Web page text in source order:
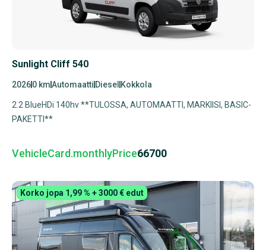
Sunlight Cliff 540
20260 kmAutomaatti Diesel Kokkola
2.2 BlueHDi 140hv **TULOSSA, AUTOMAATTI, MARKIISI, BASIC-
PAKETTI**
VehicleCard.monthlyPrice66700
Korko jopa 1,99 % + 3000 € edut